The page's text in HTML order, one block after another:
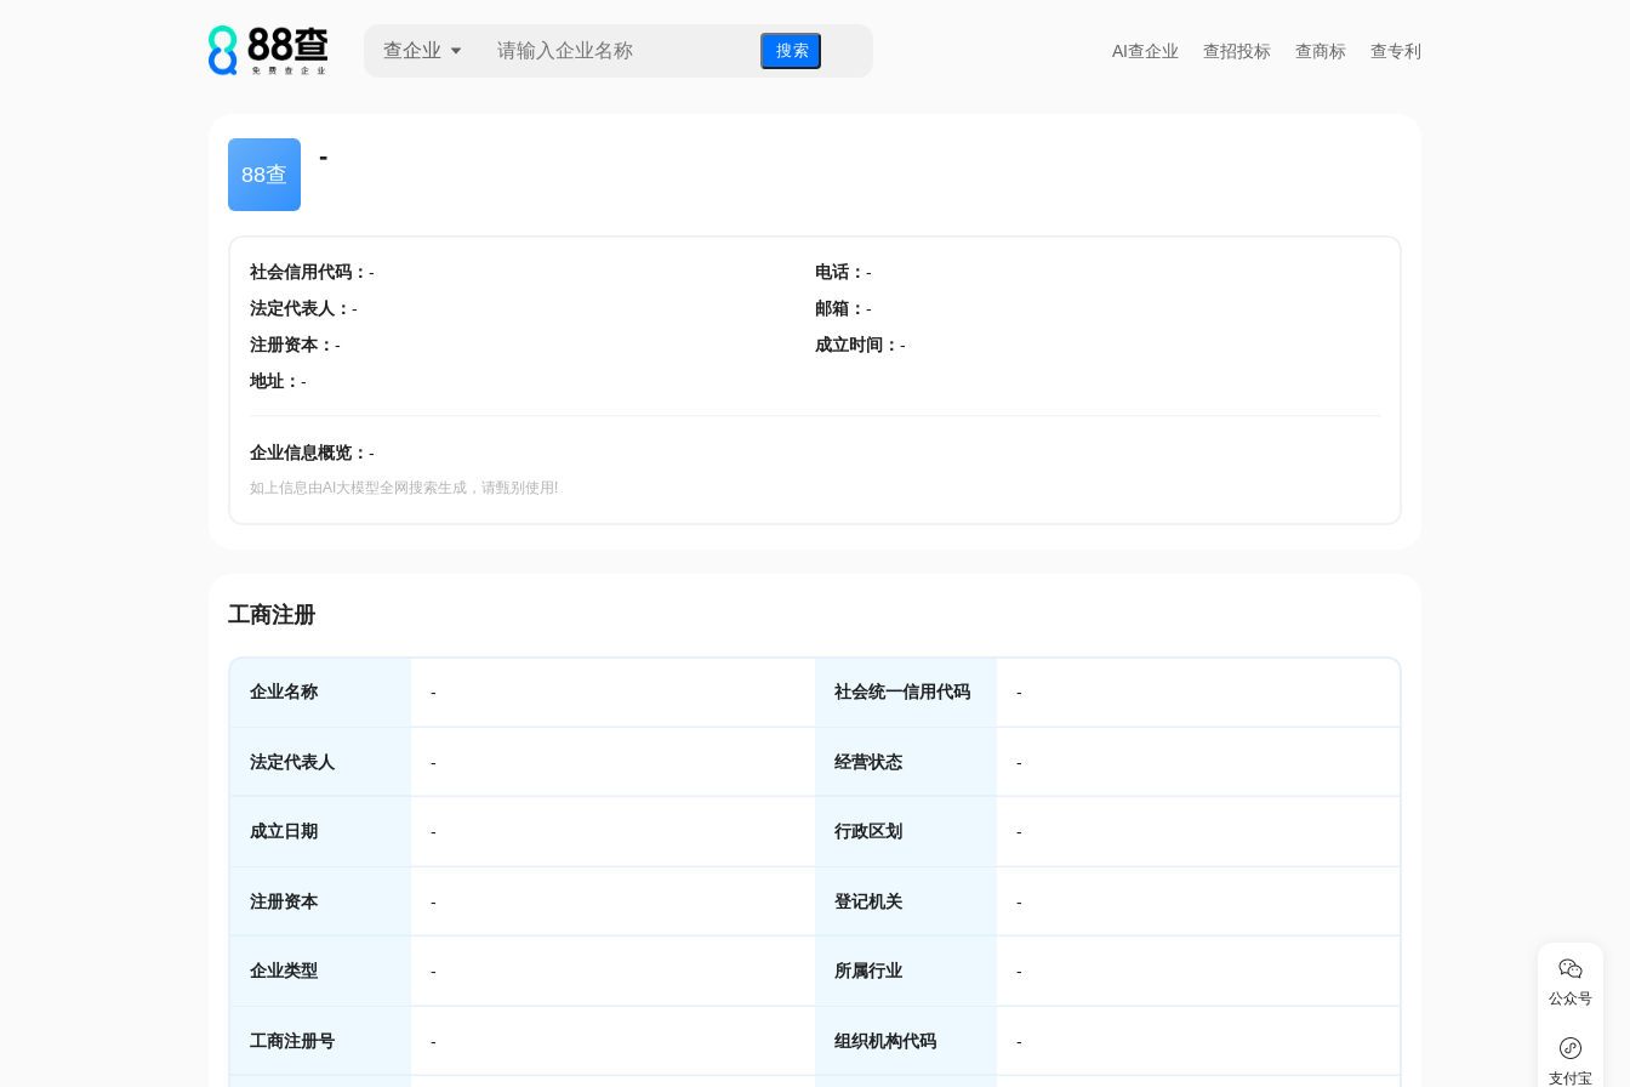
查企业 搜 索 AI查企业 查招投标 查商标 查专利
88查
-
社会信用代码： - 电话： -
法定代表人 ： - 邮箱 ： -
注册资本： - 成立时间 ： -
地址： -
企业信息概览： -
如上信息由AI大模型全网搜索生成，请甄别使用!
工商注册
企业名称 - 社会统一信用代码 -
法定代表人 - 经营状态 -
成立日期 - 行政区划 -
注册资本 - 登记机关 -
企业类型 - 所属行业 -
工商注册号 - 组织机构代码 -
公众号
支付宝